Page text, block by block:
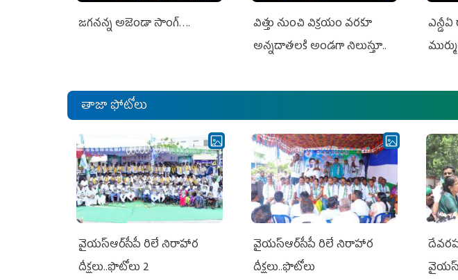
జగనన్న అజెండా సాంగ్….
విత్తు నుంచి విక్రయం వరకూ
అన్నదాతలకి అండగా నిలుస్తూ..
ఎన్డీఏ
తాజా ఫోటోలు
వైయ‌స్ఆర్‌సీపీ రిలే నిరాహార
దీక్షలు..ఫొటోలు 2
వైయ‌స్ఆర్‌సీపీ రిలే నిరాహార
దీక్షలు..ఫొటోలు
వైయస్